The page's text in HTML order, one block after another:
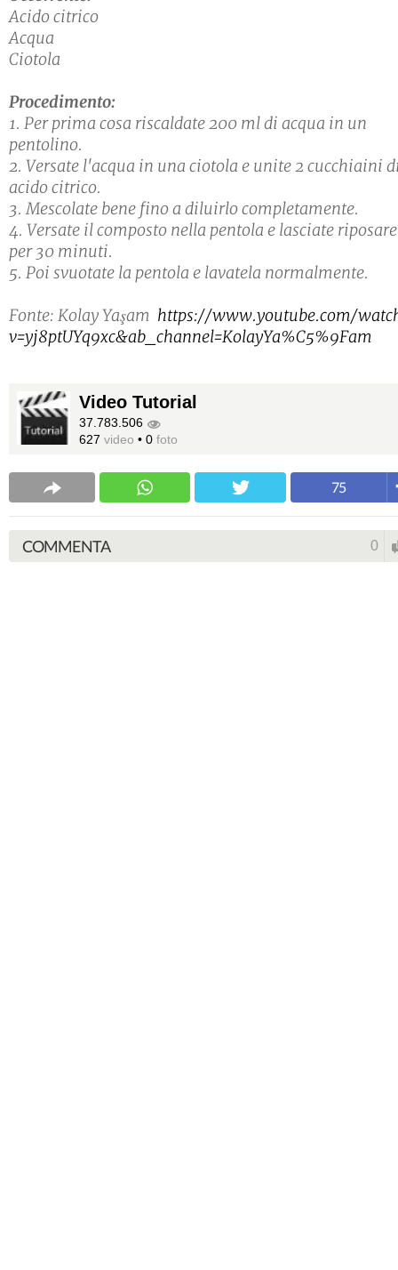
Acido citrico
Acqua
Ciotola
Procedimento:
1. Per prima cosa riscaldate 200 ml di acqua in un
pentolino.
2. Versate l'acqua in una ciotola e unite 2 cucchiaini
acido citrico.
3. Mescolate bene fino a diluirlo completamente.
4. Versate il composto nella pentola e lasciate riposare
per 30 minuti.
5. Poi svuotate la pentola e lavatela normalmente.
Fonte: Kolay Yaşam https://www.youtube.com/
v=yj8ptUYq9xc&ab_channel=KolayYa%C5%9Fam
Video Tutorial
37.783.506
627 video • 0 foto
75
COMMENTA 0